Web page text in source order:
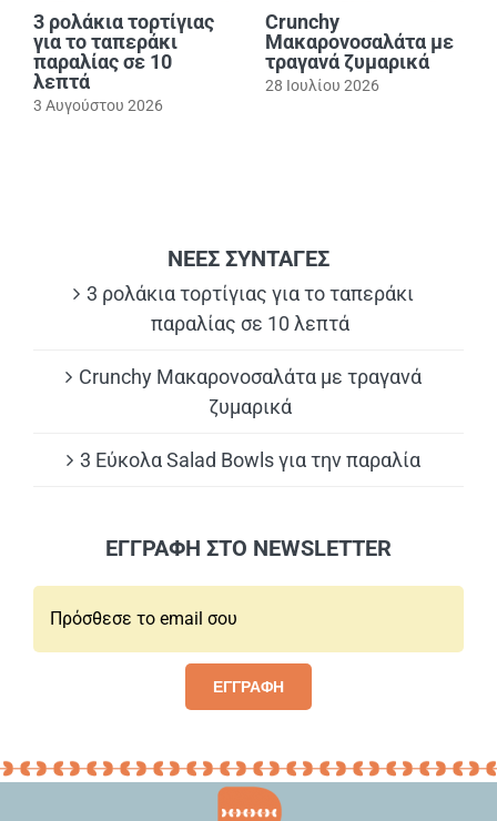
3 ρολάκια τορτίγιας
για το ταπεράκι
παραλίας σε 10
λεπτά
3 Αυγούστου 2026
Crunchy
Μακαρονοσαλάτα με
τραγανά ζυμαρικά
28 Ιουλίου 2026
ΝΕΕΣ ΣΥΝΤΑΓΕΣ
3 ρολάκια τορτίγιας για το ταπεράκι
παραλίας σε 10 λεπτά
Crunchy Μακαρονοσαλάτα με τραγανά
ζυμαρικά
3 Εύκολα Salad Bowls για την παραλία
ΕΓΓΡΑΦΗ ΣΤΟ NEWSLETTER
ΕΓΓΡΑΦΗ